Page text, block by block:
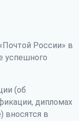
России» в
успешного
(об
дипломах
вносятся в